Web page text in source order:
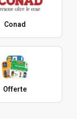
Conad
Offerte